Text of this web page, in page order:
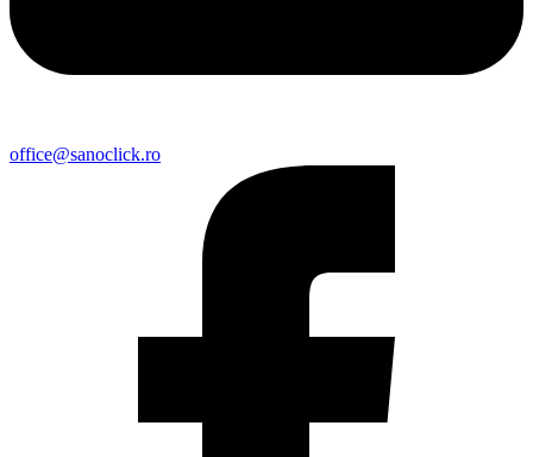
office@sanoclick.ro